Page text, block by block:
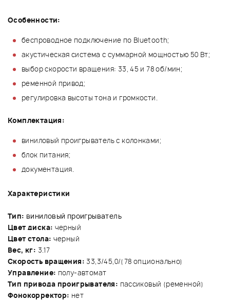
Особенности:
беспроводное подключение по Bluetooth;
акустическая система с суммарной мощностью 50 Вт;
выбор скорости вращения: 33, 45 и 78 об/мин;
ременной привод;
регулировка высоты тона и громкости.
Комплектация:
виниловый проигрыватель с колонками;
блок питания;
документация.
Характеристики
Тип: виниловый проигрыватель
Цвет диска: черный
Цвет стола: черный
Вес, кг: 3.17
Скорость вращения: 33,3/45,0/(78 опционально)
Управление: полу-автомат
Тип привода проигрывателя: пассиковый (ременной)
Фонокорректор: нет